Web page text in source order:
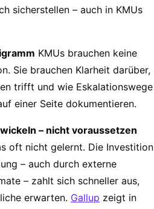
sicherstellen – auch in KMUs
KMUs brauchen keine
Sie brauchen Klarheit darüber,
trifft und wie Eskalationswege
einer Seite dokumentieren.
– nicht voraussetzen
oft nicht gelernt. Die Investition
– auch durch externe
– zahlt sich schneller aus,
erwarten. Gallup zeigt in